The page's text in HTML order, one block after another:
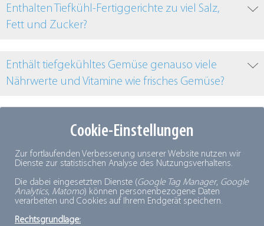
Cookie-Einstellungen
Zur fortlaufenden Verbesserung unserer Website nutzen wir
Dienste zur statistischen Analyse des Nutzungsverhaltens.
Die dabei eingesetzten Dienste (Google Tag Manager, Google
Analytics, Matomo) können personenbezogene Daten
verarbeiten und Cookies auf Ihrem Endgerät speichern.
Rechtsgrundlage:
Enthalten Tiefkühl-Fertiggerichte zu viel Salz,
Fett und Zucker?
Enthält tiefgekühltes Gemüse genauso viele
Nährwerte und Vitamine wie frisches Gemüse?
Unterscheidet sich eine Tiefkühl-Pizza von einer
selbstgemachten Pizza?
Enthalten Tiefkühlprodukte Zusatzstoffe?
Enthalten Tiefkühlprodukte